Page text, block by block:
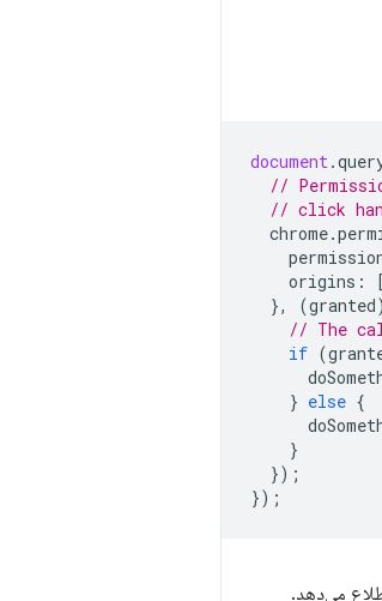
document.
//
// click
chrome.
origins : [
},
(granted)
// The
if (
} else {
}
});
});
می‌دهد.